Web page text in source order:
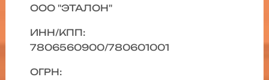
ООО "ЭТАЛОН"
ИНН/КПП:
7806560900/780601001
ОГРН: